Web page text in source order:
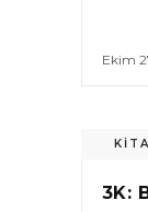
Ekim
3K: